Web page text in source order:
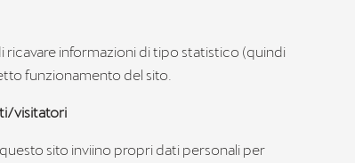
ricavare informazioni di tipo statistico (quindi
funzionamento del sito.
visitatori
sito inviino propri dati personali per